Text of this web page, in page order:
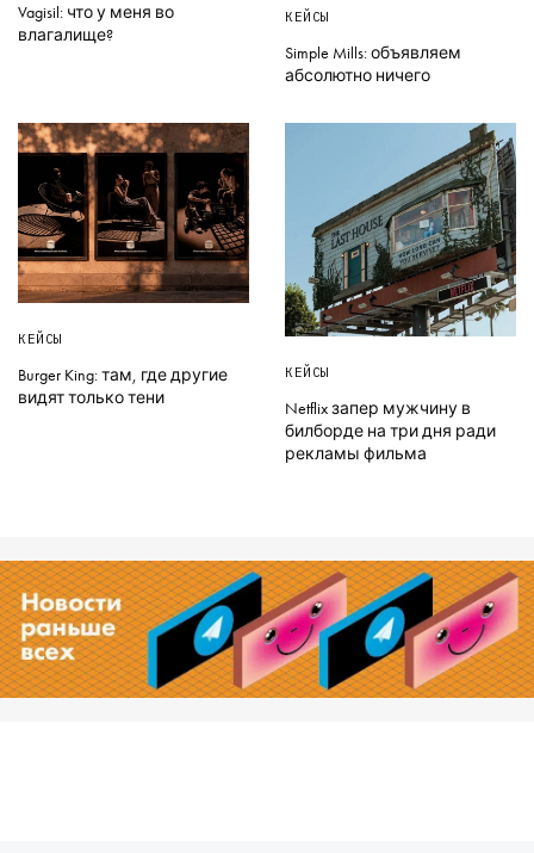
Vagisil: что у меня во
влагалище?
КЕЙСЫ
Simple Mills: объявляем
абсолютно ничего
КЕЙСЫ
Burger King: там, где другие
видят только тени
КЕЙСЫ
Netflix запер мужчину в
билборде на три дня ради
рекламы фильма